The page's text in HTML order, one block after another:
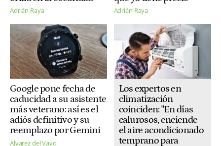
Adrián Raya Adrián Raya
Google pone fecha de
caducidad a su asistente
más veterano: así es el
adiós definitivo y su
reemplazo por Gemini
Alvarez del Vayo
Los expertos en
climatización
coinciden: "En días
calurosos, enciende
el aire acondicionado
temprano para